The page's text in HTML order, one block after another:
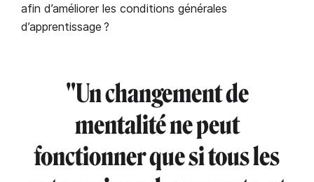
afin d’améliorer les conditions générales
d’apprentissage ?
"Un changement de
mentalité ne peut
fonctionner que si tous les